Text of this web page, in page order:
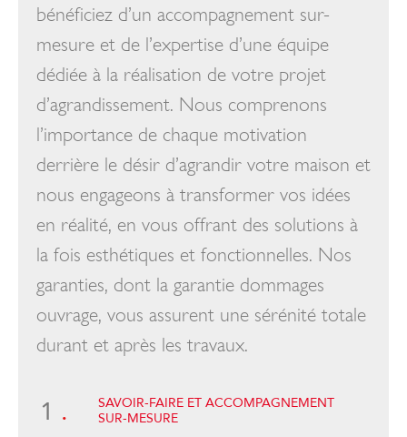
bénéficiez d’un accompagnement sur-
mesure et de l’expertise d’une équipe
dédiée à la réalisation de votre projet
d’agrandissement. Nous comprenons
l’importance de chaque motivation
derrière le désir d’agrandir votre maison et
nous engageons à transformer vos idées
en réalité, en vous offrant des solutions à
la fois esthétiques et fonctionnelles. Nos
garanties, dont la garantie dommages
ouvrage, vous assurent une sérénité totale
durant et après les travaux.
1 .
SAVOIR-FAIRE ET ACCOMPAGNEMENT
SUR-MESURE